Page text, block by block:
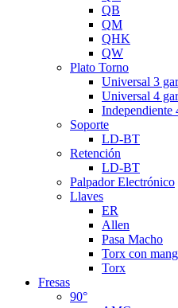
QB
QM
QHK
QW
Plato Torno
Universal 3
Universal 4
Independiente
Soporte
LD-BT
Retención
LD-BT
Palpador Electrónico
Llaves
ER
Allen
Pasa Macho
Torx con
Torx
Fresas
90°